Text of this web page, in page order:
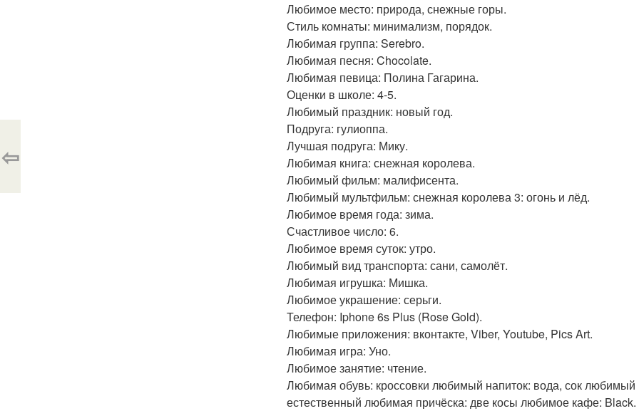
Любимое место: природа, снежные горы.
Стиль комнаты: минимализм, порядок.
Любимая группа: Serebro.
Любимая песня: Chocolate.
Любимая певица: Полина Гагарина.
Оценки в школе: 4-5.
Любимый праздник: новый год.
Подруга: гулиоппа.
Лучшая подруга: Мику.
Любимая книга: снежная королева.
Любимый фильм: малифисента.
Любимый мультфильм: снежная королева 3: огонь и лёд.
Любимое время года: зима.
Счастливое число: 6.
Любимое время суток: утро.
Любимый вид транспорта: сани, самолёт.
Любимая игрушка: Мишка.
Любимое украшение: серьги.
Телефон: Iphone 6s Plus (Rose Gold).
Любимые приложения: вконтакте, Viber, Youtube, Pics Art.
Любимая игра: Уно.
Любимое занятие: чтение.
Любимая обувь: кроссовки любимый напиток: вода, сок
естественный любимая причёска: две косы любимое кафе: Black.
⇦